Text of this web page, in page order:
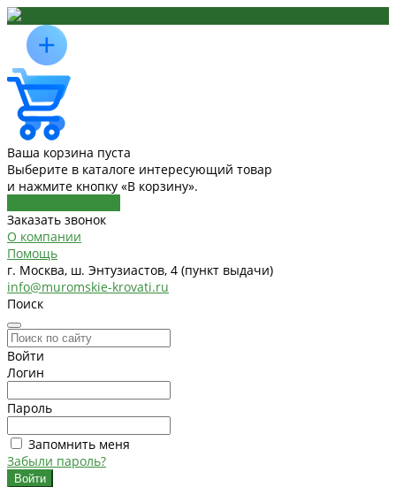
Ваша корзина пуста
Выберите в каталоге интересующий товар
и нажмите кнопку «В корзину».
Заказать звонок
О компании
Помощь
г. Москва, ш. Энтузиастов, 4 (пункт выдачи)
info@muromskie-krovati.ru
Поиск
Войти
Логин
Пароль
Запомнить меня
Забыли пароль?